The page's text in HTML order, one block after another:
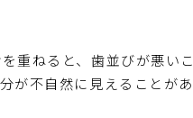
重ねると、歯並びが悪い
が不自然に見えることが